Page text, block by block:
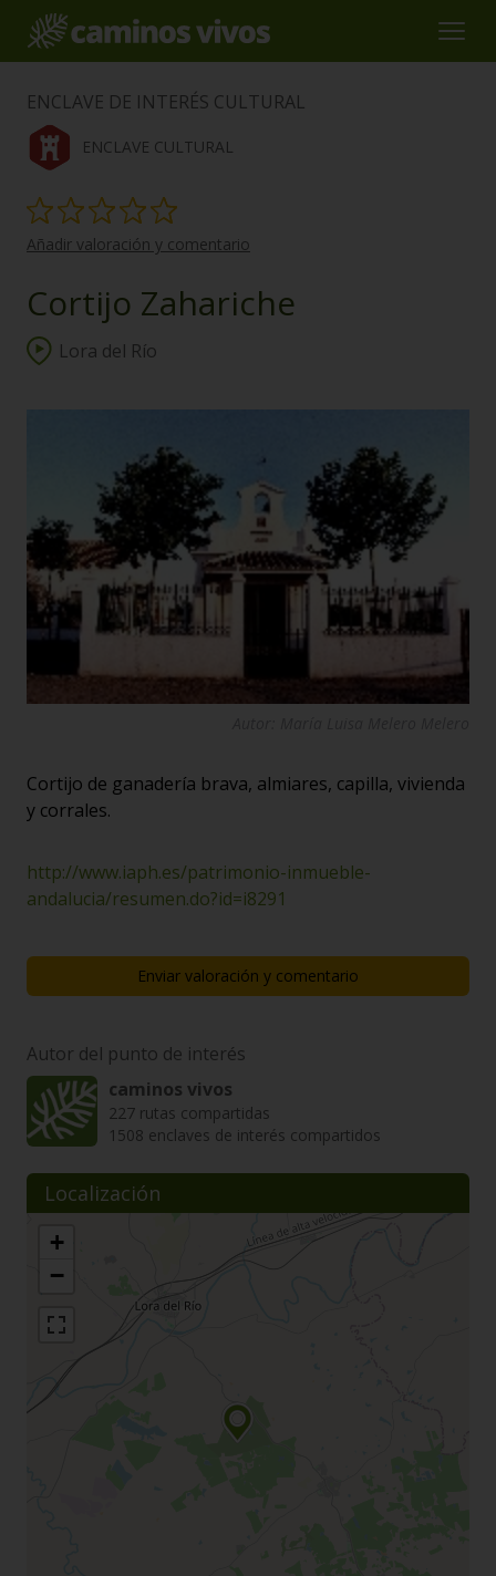
ENCLAVE DE INTERÉS CULTURAL
ENCLAVE CULTURAL
Añadir valoración y comentario
Cortijo Zahariche
Lora del Río
Cortijo de ganadería brava, almiares, capilla, vivienda
y corrales.
http://www.iaph.es/patrimonio-inmueble-
andalucia/resumen.do?id=i8291
Enviar valoración y comentario
Autor del punto de interés
caminos vivos
227 rutas compartidas
1508 enclaves de interés compartidos
Localización
+
−